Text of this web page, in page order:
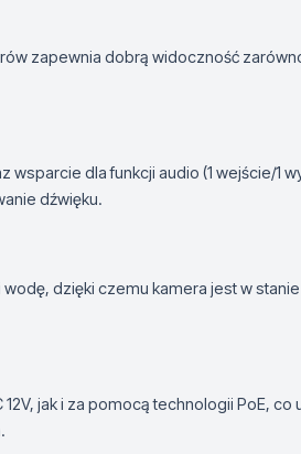
zapewnia dobrą widoczność
wsparcie dla funkcji audio (1 wejście/1
dźwięku.
dzięki czemu kamera jest w stanie
jak i za pomocą technologii PoE, co